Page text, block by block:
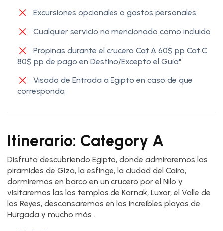
Excursiones opcionales o gastos personales
Cualquier servicio no mencionado como incluido
Propinas durante el crucero Cat.A 60$ pp Cat.C
80$ pp de pago en Destino/Excepto el Guía"
Visado de Entrada a Egipto en caso de que
corresponda
Itinerario: Category A
Disfruta descubriendo Egipto, donde admiraremos las
pirámides de Giza, la esfinge, la ciudad del Cairo,
dormiremos en barco en un crucero por el Nilo y
visitaremos las los templos de Karnak, Luxor, el Valle de
los Reyes, descansaremos en las increibles playas de
Hurgada y mucho más .